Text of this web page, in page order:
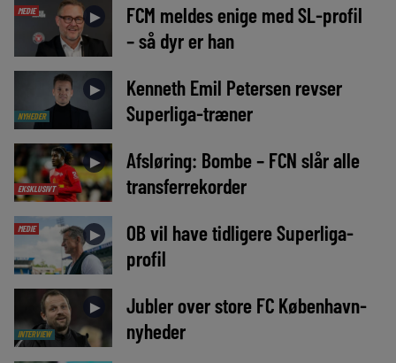
MEDIE ►
FCM meldes enige med SL-profil
– så dyr er han
NYHEDER
►
Kenneth Emil Petersen revser
Superliga-træner
EKSKLUSIVT
►
Afsløring: Bombe – FCN slår alle
transferrekorder
MEDIE ►
OB vil have tidligere Superliga-
profil
INTERVIEW
►
Jubler over store FC København-
nyheder